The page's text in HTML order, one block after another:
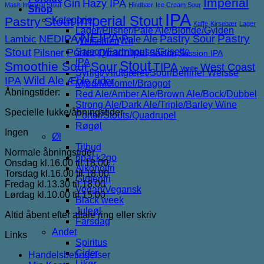
Shop
Kategorier
Lager/Pilsner/Pale Ale/Blonde/Gylden
Weissbier/Wit
Saison/Farmhouse/Grisette
IPA
Syrligt/Vildtgæret/Sour/Berliner Weisse
Mjød/Melomel/Braggot
Red Ale/Amber Ale/Brown Ale/Bock/Dubbel
Strong Ale/Dark Ale/Triple/Barley Wine
Porter/Stouts/Quadrupel
Røgøl
Øl
Tilbud
6pack2go
Alkoholfri
Glutenfri
Vegan/Vegansk
Black week
Juleøl
Farsdag
Andet
Spiritus
Cider
Mash Imperial Stout Gin Hazy IPA Hindbær Ice Cream Sour
Pastry Stout Imperial Stout IPA Kaffe Kirsebær Lager
Lambic NEDIPANEIPA Pale Ale Pastry SourPastry
Stout Pilsner Porter Quadrupel Saison Session IPA
Smoothie SourSourStoutTIPA Vanilje West Coast
IPAWild Ale Æble cider
Åbningstider:
Specielle lukke/åbningstider
Ingen
Normale åbningstider
Onsdag kl.16.00 til 18.00
Torsdag kl.16.00 til 18.00
Fredag kl.13.30 til 18.00
Lørdag kl.10.00 til 15.00
Altid åbent efter aftale ring eller skriv
Links
Handelsbetingelser